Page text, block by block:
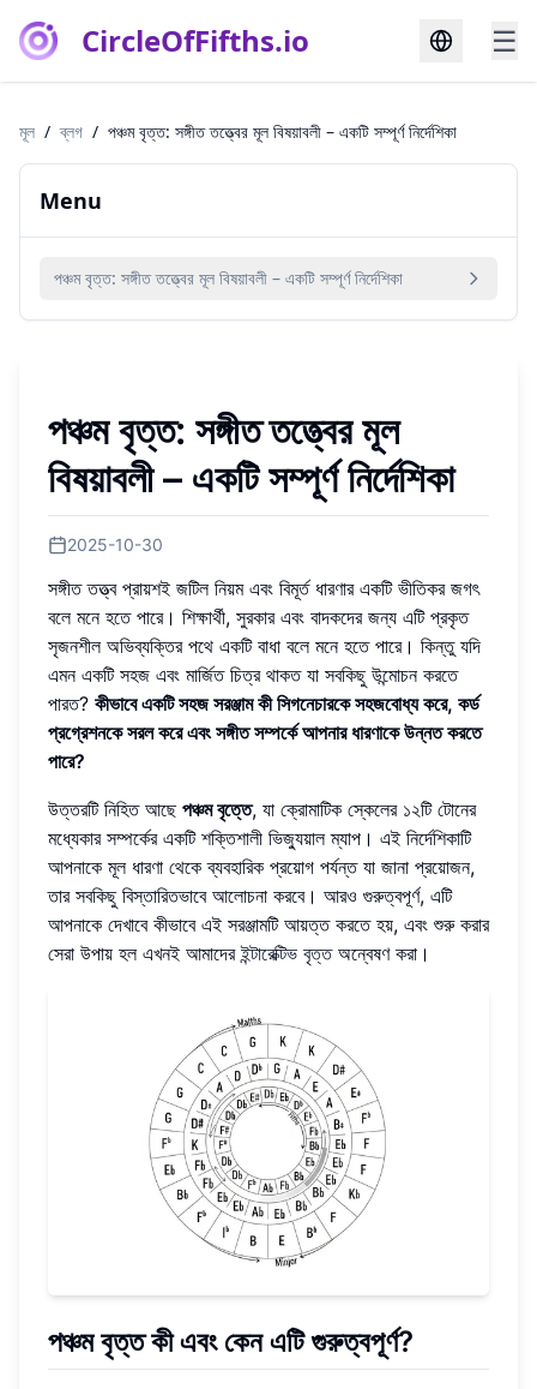
CircleOfFifths.io ☰
মূল / ব্লগ / পঞ্চম বৃত্ত: সঙ্গীত তত্ত্বের মূল বিষয়াবলী – একটি সম্পূর্ণ নির্দেশিকা
Menu
পঞ্চম বৃত্ত: সঙ্গীত তত্ত্বের মূল বিষয়াবলী – একটি সম্পূর্ণ নির্দেশিকা
পঞ্চম বৃত্ত: সঙ্গীত তত্ত্বের মূল
বিষয়াবলী – একটি সম্পূর্ণ নির্দেশিকা
2025-10-30
সঙ্গীত তত্ত্ব প্রায়শই জটিল নিয়ম এবং বিমূর্ত ধারণার একটি ভীতিকর জগৎ
বলে মনে হতে পারে। শিক্ষার্থী, সুরকার এবং বাদকদের জন্য এটি প্রকৃত
সৃজনশীল অভিব্যক্তির পথে একটি বাধা বলে মনে হতে পারে। কিন্তু যদি
এমন একটি সহজ এবং মার্জিত চিত্র থাকত যা সবকিছু উন্মোচন করতে
পারত? কীভাবে একটি সহজ সরঞ্জাম কী সিগনেচারকে সহজবোধ্য করে, কর্ড
প্রগ্রেশনকে সরল করে এবং সঙ্গীত সম্পর্কে আপনার ধারণাকে উন্নত করতে
পারে?
উত্তরটি নিহিত আছে পঞ্চম বৃত্তে, যা ক্রোমাটিক স্কেলের ১২টি টোনের
মধ্যেকার সম্পর্কের একটি শক্তিশালী ভিজ্যুয়াল ম্যাপ। এই নির্দেশিকাটি
আপনাকে মূল ধারণা থেকে ব্যবহারিক প্রয়োগ পর্যন্ত যা জানা প্রয়োজন,
তার সবকিছু বিস্তারিতভাবে আলোচনা করবে। আরও গুরুত্বপূর্ণ, এটি
আপনাকে দেখাবে কীভাবে এই সরঞ্জামটি আয়ত্ত করতে হয়, এবং শুরু করার
সেরা উপায় হল এখনই আমাদেরইন্টারেক্টিভ বৃত্তঅন্বেষণ করা।
পঞ্চম বৃত্ত কীএবং কেন এটি গুরুত্বপূর্ণ?